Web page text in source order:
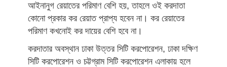
আইনানুগ রেয়াতের পরিমাণ বেশি হয়, তাহলে ওই করদাতা
কোনো প্রকার কর রেয়াত প্রাপ্য হবেন না। কর রেয়াতের
পরিমাণ কখনোই কর দায়ের বেশি হবে না।
করদাতার অবস্থান ঢাকা উত্তর সিটি করপোরেশন, ঢাকা দক্ষিণ
সিটি করপোরেশন ও চট্টগ্রাম সিটি করপোরেশন এলাকায় হলে